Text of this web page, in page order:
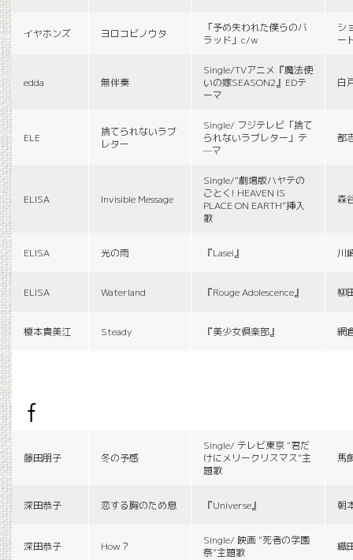
イヤホンズ ヨロコビノウタ
「予め失われた僕らのバ
ラッド」c/w
シ
ー
edda 無伴奏
Single/TVアニメ『魔法使
いの嫁SEASON2』EDテ
ーマ
白
ELE
捨てられないラブ
レター
Single/ フジテレビ「捨て
られないラブレター」テ
—マ
都
ELISA Invisible Message
Single/“劇場版ハヤテの
ごとく! HEAVEN IS
PLACE ON EARTH”挿入
歌
森
ELISA 光の雨 『Lasei』 川
ELISA Waterland 『Rouge Adolescence』 柳
榎本貴美江 Steady 『美少女倶楽部』 網
f
藤田朋子 冬の予感
Single/ テレビ東京 “君だ
けにメリークリスマス”主
題歌
馬
深田恭子 恋する胸のため息 『Universe』 朝
深田恭子 How？
Single/ 映画 “死者の学園
祭”主題歌
織